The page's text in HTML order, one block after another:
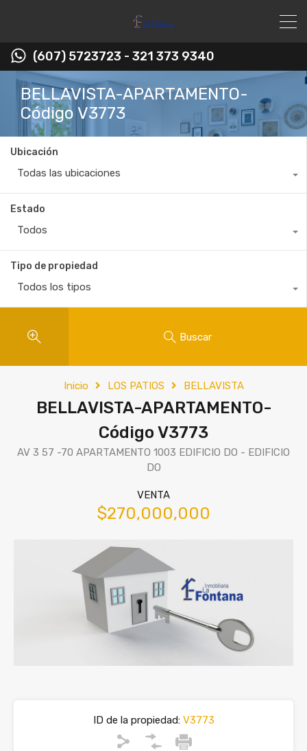
(607) 5723723 - 321 373 9340
BELLAVISTA-APARTAMENTO-
Código V3773
Ubicación
Todas las ubicaciones
Estado
Todos
Tipo de propiedad
Todos los tipos
Buscar
Inicio LOS PATIOS BELLAVISTA
BELLAVISTA-APARTAMENTO-
Código V3773
AV 3 57 -70 APARTAMENTO 1003 EDIFICIO DO - EDIFICIO
DO
VENTA
$270,000,000
ID de la propiedad:V3773